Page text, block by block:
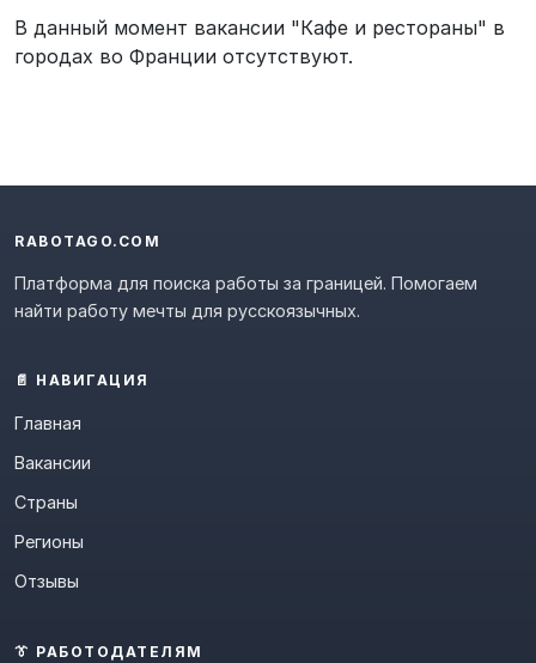
В данный момент вакансии "Кафе и рестораны" в
городах во Франции отсутствуют.
RABOTAGO.COM
Платформа для поиска работы за границей. Помогаем
найти работу мечты для русскоязычных.
📄 НАВИГАЦИЯ
Главная
Вакансии
Страны
Регионы
Отзывы
👔 РАБОТОДАТЕЛЯМ